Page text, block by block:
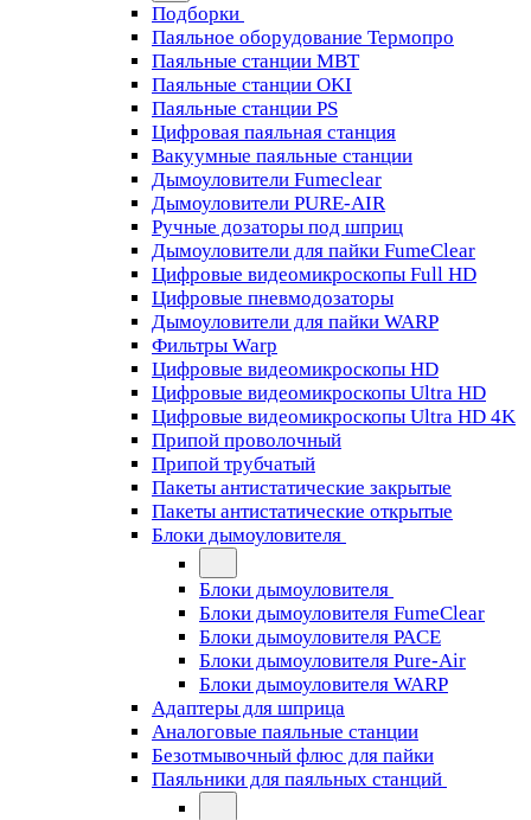
Подборки
Паяльное оборудование Термопро
Паяльные станции MBT
Паяльные станции OKI
Паяльные станции PS
Цифровая паяльная станция
Вакуумные паяльные станции
Дымоуловители Fumeclear
Дымоуловители PURE-AIR
Ручные дозаторы под шприц
Дымоуловители для пайки FumeClear
Цифровые видеомикроскопы Full HD
Цифровые пневмодозаторы
Дымоуловители для пайки WARP
Фильтры Warp
Цифровые видеомикроскопы HD
Цифровые видеомикроскопы Ultra HD
Цифровые видеомикроскопы Ultra HD 4K
Припой проволочный
Припой трубчатый
Пакеты антистатические закрытые
Пакеты антистатические открытые
Блоки дымоуловителя
Блоки дымоуловителя
Блоки дымоуловителя FumeClear
Блоки дымоуловителя PACE
Блоки дымоуловителя Pure-Air
Блоки дымоуловителя WARP
Адаптеры для шприца
Аналоговые паяльные станции
Безотмывочный флюс для пайки
Паяльники для паяльных станций